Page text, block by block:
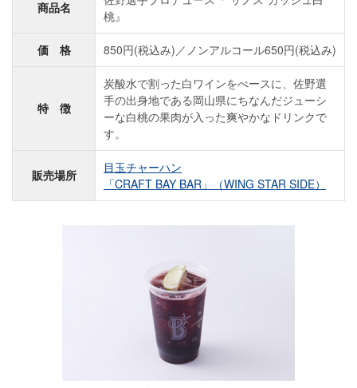
商品名
桃』
価 格 850円(税込み)／ノンアルコール650円(税込み)
特 徴
炭酸水で割った白ワインをべースに、佐野選
手の出身地である岡山県にちなんだジューシ
ーな白桃の果肉が入った爽やかなドリンクで
す。
販売場所
目玉チャーハン
「CRAFT BAY BAR」（WING STAR SIDE）